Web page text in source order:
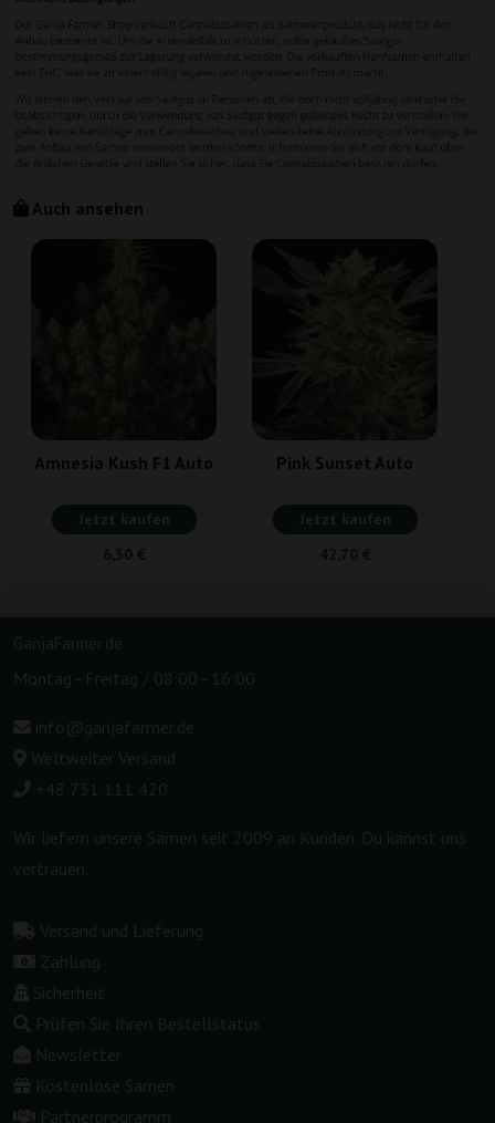
Auch ansehen
Amnesia Kush F1 Auto
Jetzt kaufen
6,30 €
Pink Sunset Auto
Jetzt kaufen
42,70 €
GanjaFarmer.de
Montag - Freitag / 08:00 - 16:00
info@ganjafarmer.de
Weltweiter Versand
+48 731 111 420
Wir liefern unsere Samen seit 2009 an Kunden. Du kannst uns
vertrauen.
Versand und Lieferung
Zahlung
Sicherheit
Prüfen Sie Ihren Bestellstatus
Newsletter
Kostenlose Samen
Partnerprogramm